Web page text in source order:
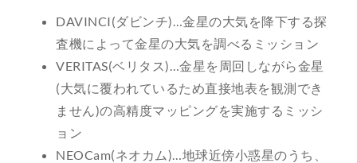
DAVINCI(ダビンチ)…金星の大気を降下する探
査機によって金星の大気を調べるミッション
VERITAS(ベリタス)…金星を周回しながら金星
(大気に覆われているため直接地表を観測でき
ません)の高精度マッピングを実施するミッシ
ョン
NEOCam(ネオカム)…地球近傍小惑星のうち、